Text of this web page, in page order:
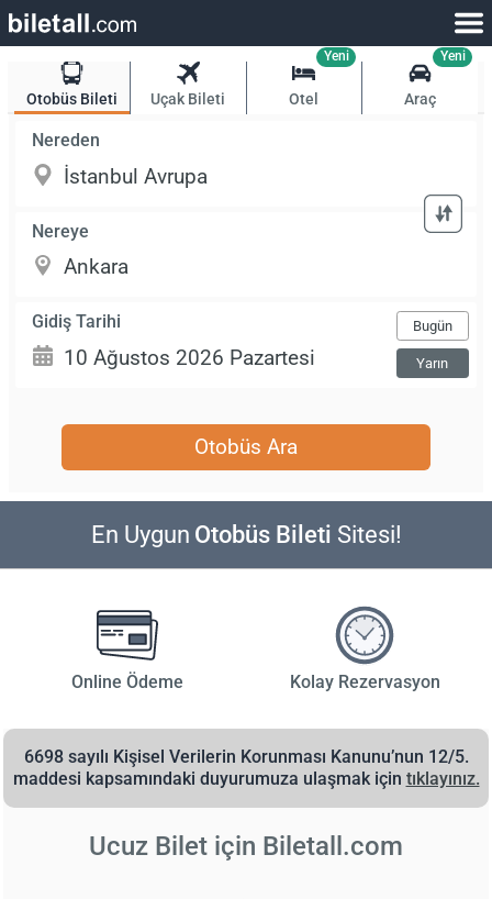
Otobüs Bileti Uçak Bileti Otel
Yeni
Araç
Yeni
Nereden
Nereye
Gidiş Tarihi Bugün
Yarın
Otobüs Ara
En Uygun Otobüs Bileti Sitesi!
Online Ödeme Kolay Rezervasyon
6698 sayılı Kişisel Verilerin Korunması Kanunu’nun 12/5.
maddesi kapsamındaki duyurumuza ulaşmak için tıklayınız.
Ucuz Bilet için Biletall.com